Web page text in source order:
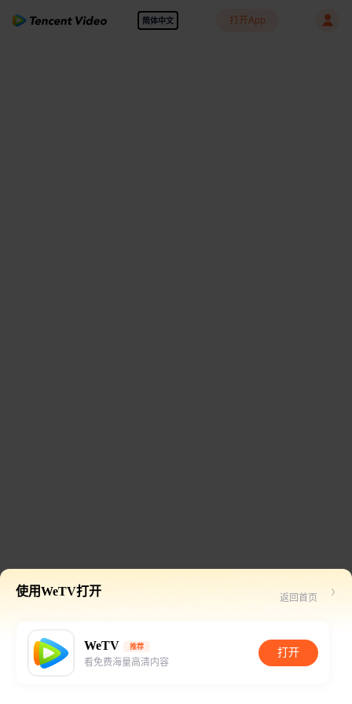
简体中文 打开App
使用WeTV打开 返回首页
WeTV 推荐
看免费海量高清内容
打开